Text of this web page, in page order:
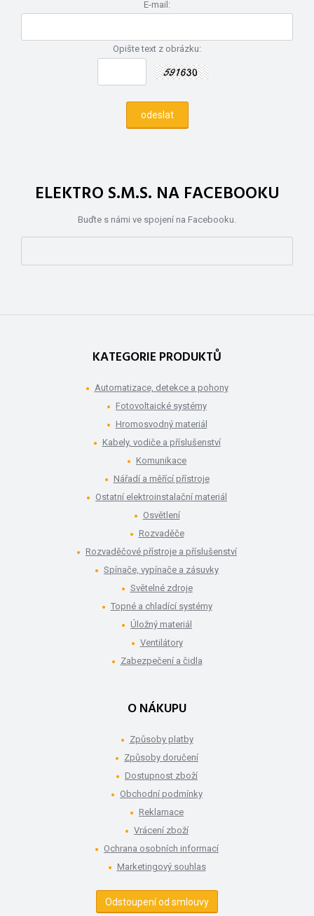
E-mail:
Opište text z obrázku:
ELEKTRO S.M.S. NA FACEBOOKU
Buďte s námi ve spojení na Facebooku.
KATEGORIE PRODUKTŮ
Automatizace, detekce a pohony
Fotovoltaické systémy
Hromosvodný materiál
Kabely, vodiče a příslušenství
Komunikace
Nářadí a měřící přístroje
Ostatní elektroinstalační materiál
Osvětlení
Rozvaděče
Rozvaděčové přístroje a příslušenství
Spínače, vypínače a zásuvky
Světelné zdroje
Topné a chladící systémy
Úložný materiál
Ventilátory
Zabezpečení a čidla
O NÁKUPU
Způsoby platby
Způsoby doručení
Dostupnost zboží
Obchodní podmínky
Reklamace
Vrácení zboží
Ochrana osobních informací
Marketingový souhlas
Odstoupení od smlouvy